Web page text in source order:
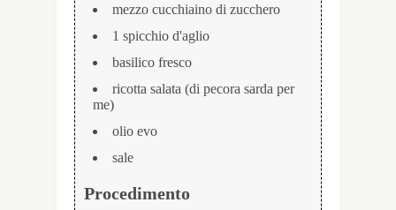
mezzo cucchiaino di zucchero
1 spicchio d'aglio
basilico fresco
ricotta salata (di pecora sarda per
me)
olio evo
sale
Procedimento